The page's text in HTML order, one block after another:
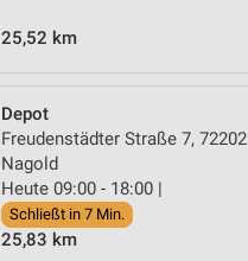
25,52 km
Depot
Freudenstädter Straße 7, 72202
Nagold
Heute 09:00 - 18:00 |
Schließt in 7 Min.
25,83 km